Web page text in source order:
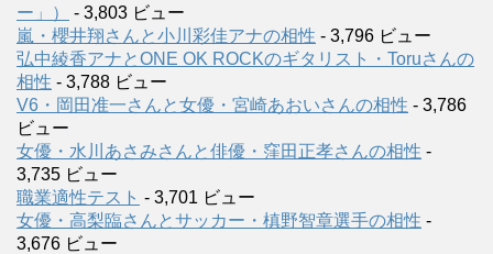
ー」）
- 3,803 ビュー
嵐・櫻井翔さんと小川彩佳アナの相性 - 3,796 ビュー
弘中綾香アナとONE OK ROCKのギタリスト・Toruさんの
相性 - 3,788 ビュー
V6・岡田准一さんと女優・宮崎あおいさんの相性 - 3,786
ビュー
女優・水川あさみさんと俳優・窪田正孝さんの相性 -
3,735 ビュー
職業適性テスト - 3,701 ビュー
女優・高梨臨さんとサッカー・槙野智章選手の相性 -
3,676 ビュー